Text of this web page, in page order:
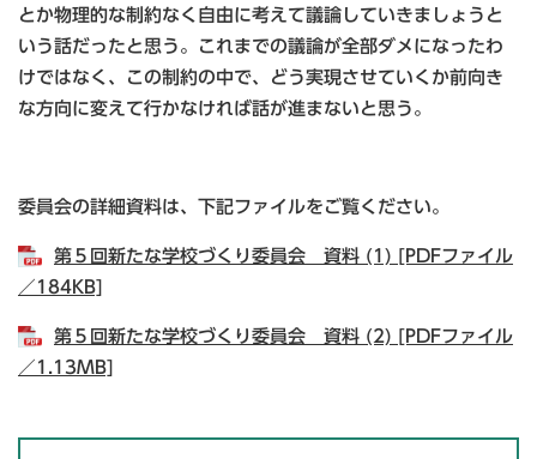
とか物理的な制約なく自由に考えて議論していきましょうと
いう話だったと思う。これまでの議論が全部ダメになったわ
けではなく、この制約の中で、どう実現させていくか前向き
な方向に変えて行かなければ話が進まないと思う。
委員会の詳細資料は、下記ファイルをご覧ください。
第５回新たな学校づくり委員会 資料 (1) [PDFファイル
／184KB]
第５回新たな学校づくり委員会 資料 (2) [PDFファイル
／1.13MB]